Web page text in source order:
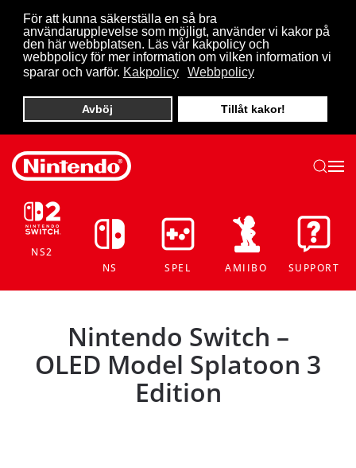
För att kunna säkerställa en så bra
användarupplevelse som möjligt, använder vi kakor på
den här webbplatsen. Läs vår kakpolicy och
webbpolicy för mer information om vilken information vi
sparar och varför. Kakpolicy Webbpolicy
Avböj Tillåt kakor!
Skip to main content
NS2
NS
SPEL AMIIBO SUPPORT
Nintendo Switch –
OLED Model Splatoon 3
Edition